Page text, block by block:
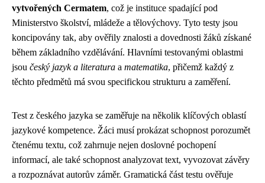
vytvořených Cermatem, což je instituce spadající pod
Ministerstvo školství, mládeže a tělovýchovy. Tyto testy jsou
koncipovány tak, aby ověřily znalosti a dovednosti žáků získané
během základního vzdělávání. Hlavními testovanými oblastmi
jsou český jazyk a literatura a matematika, přičemž každý z
těchto předmětů má svou specifickou strukturu a zaměření.
Test z českého jazyka se zaměřuje na několik klíčových oblastí
jazykové kompetence. Žáci musí prokázat schopnost porozumět
čtenému textu, což zahrnuje nejen doslovné pochopení
informací, ale také schopnost analyzovat text, vyvozovat závěry
a rozpoznávat autorův záměr. Gramatická část testu ověřuje